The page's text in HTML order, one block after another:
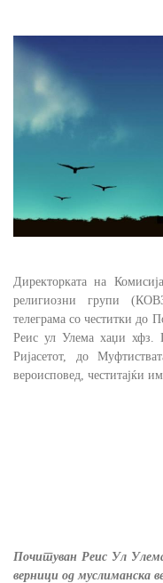
Директорката на
религиозни групи
телеграма со честитки до
Реис ул Улема хаџи хфз.
Ријасетот, до
вероисповед, честитајќи
Почитуван Реис Ул
верници од муслиманска